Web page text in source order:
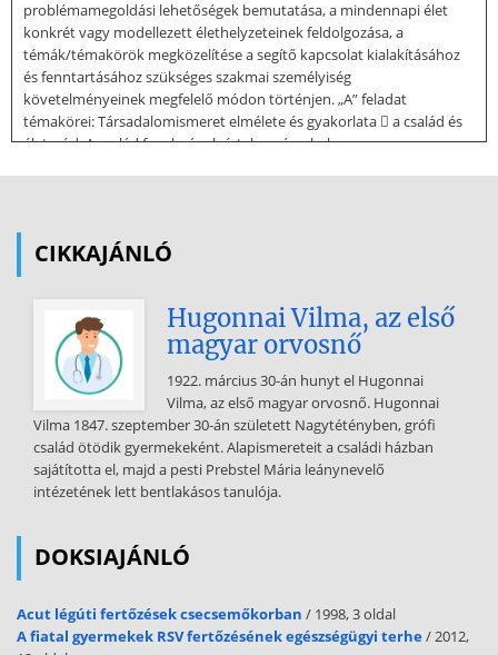
problémamegoldási lehetőségek bemutatása, a mindennapi élet
konkrét vagy modellezett élethelyzeteinek feldolgozása, a
témák/témakörök megközelítése a segítő kapcsolat kialakításához
és fenntartásához szükséges szakmai személyiség
követelményeinek megfelelő módon történjen. „A” feladat
témakörei: Társadalomismeret elmélete és gyakorlata  a család és
életmód: A család fogalmának értelmezése, helye, szerepe,
fontosabb jellemzői.
szubkultúra, érték, norma fogalma, szerepe. A szegénység
szubkultúrája.  szociológiai alapismeretek: A szociológia
alapfogalmai és összefüggései. A társadalom fogalma, működésének
alapelvei, megismerésének sajátosságai. A szociológiai adatfelvétel
módszerei: megfigyelés, dokumentumelemzés, kísérlet és a
kérdezéses technikák. A társadalom összetételét mutató adatok
értelmezése és ábrázolási technikái.  a társadalmi struktúra: A
társadalomszerkezet modelljei. A társadalom szerkezete,
rétegződése. A társadalmi integráció, dezintegráció fogalma,
társadalmi egyenlőtlenségek dimenziói. Az egyéni és a társadalmi
különbségeket jellemző tényezők. A településszerkezet és a helyi
gazdasági és a
CIKKAJÁNLÓ
Hugonnai Vilma, az első
magyar orvosnő
1922. március 30-án hunyt el Hugonnai
Vilma, az első magyar orvosnő. Hugonnai
Vilma 1847. szeptember 30-án született Nagytétényben, grófi
család ötödik gyermekeként. Alapismereteit a családi házban
sajátította el, majd a pesti Prebstel Mária leánynevelő
intézetének lett bentlakásos tanulója.
DOKSIAJÁNLÓ
Acut légúti fertőzések csecsemőkorban / 1998, 3 oldal
A fiatal gyermekek RSV fertőzésének egészségügyi terhe/ 2012,